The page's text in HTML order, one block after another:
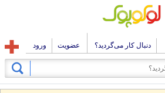
دنبال کار می‌گردید؟ عضویت ورود